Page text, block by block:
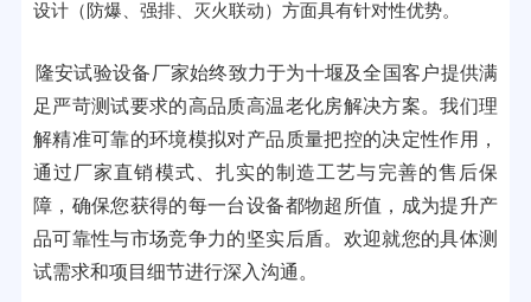
设计（防爆、强排、灭火联动）方面具有针对性优势。
隆安试验设备厂家始终致力于为十堰及全国客户提供满
足严苛测试要求的高品质高温老化房解决方案。我们理
解精准可靠的环境模拟对产品质量把控的决定性作用，
通过厂家直销模式、扎实的制造工艺与完善的售后保
障，确保您获得的每一台设备都物超所值，成为提升产
品可靠性与市场竞争力的坚实后盾。欢迎就您的具体测
试需求和项目细节进行深入沟通。